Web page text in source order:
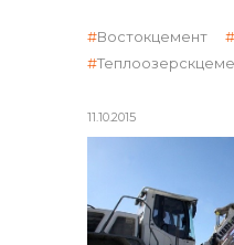
реализация
11.10.2015
Востокцемент